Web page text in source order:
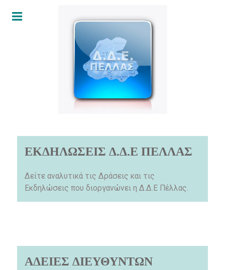
ΕΚΔΗΛΩΣΕΙΣ Δ.Δ.Ε ΠΕΛΛΑΣ
Δείτε αναλυτικά τις Δράσεις και τις
Εκδηλώσεις που διοργανώνει η Δ.Δ.Ε Πέλλας.
ΑΔΕΙΕΣ ΔΙΕΥΘΥΝΤΩΝ